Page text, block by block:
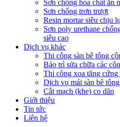
Sơn chống hóa chất ăn
Sơn chống trơn trượt
Resin mortar siêu chịu
Sơn poly urethane
siêu cao
Dịch vụ khác
Thi công sàn bê tông
Bảo trì sửa chữa các
Thi công xoa tăng cứng
Dịch vụ mái sàn bê tông
Cắt mạch (khe) co dãn
Giới thiệu
Tin tức
Liên hệ